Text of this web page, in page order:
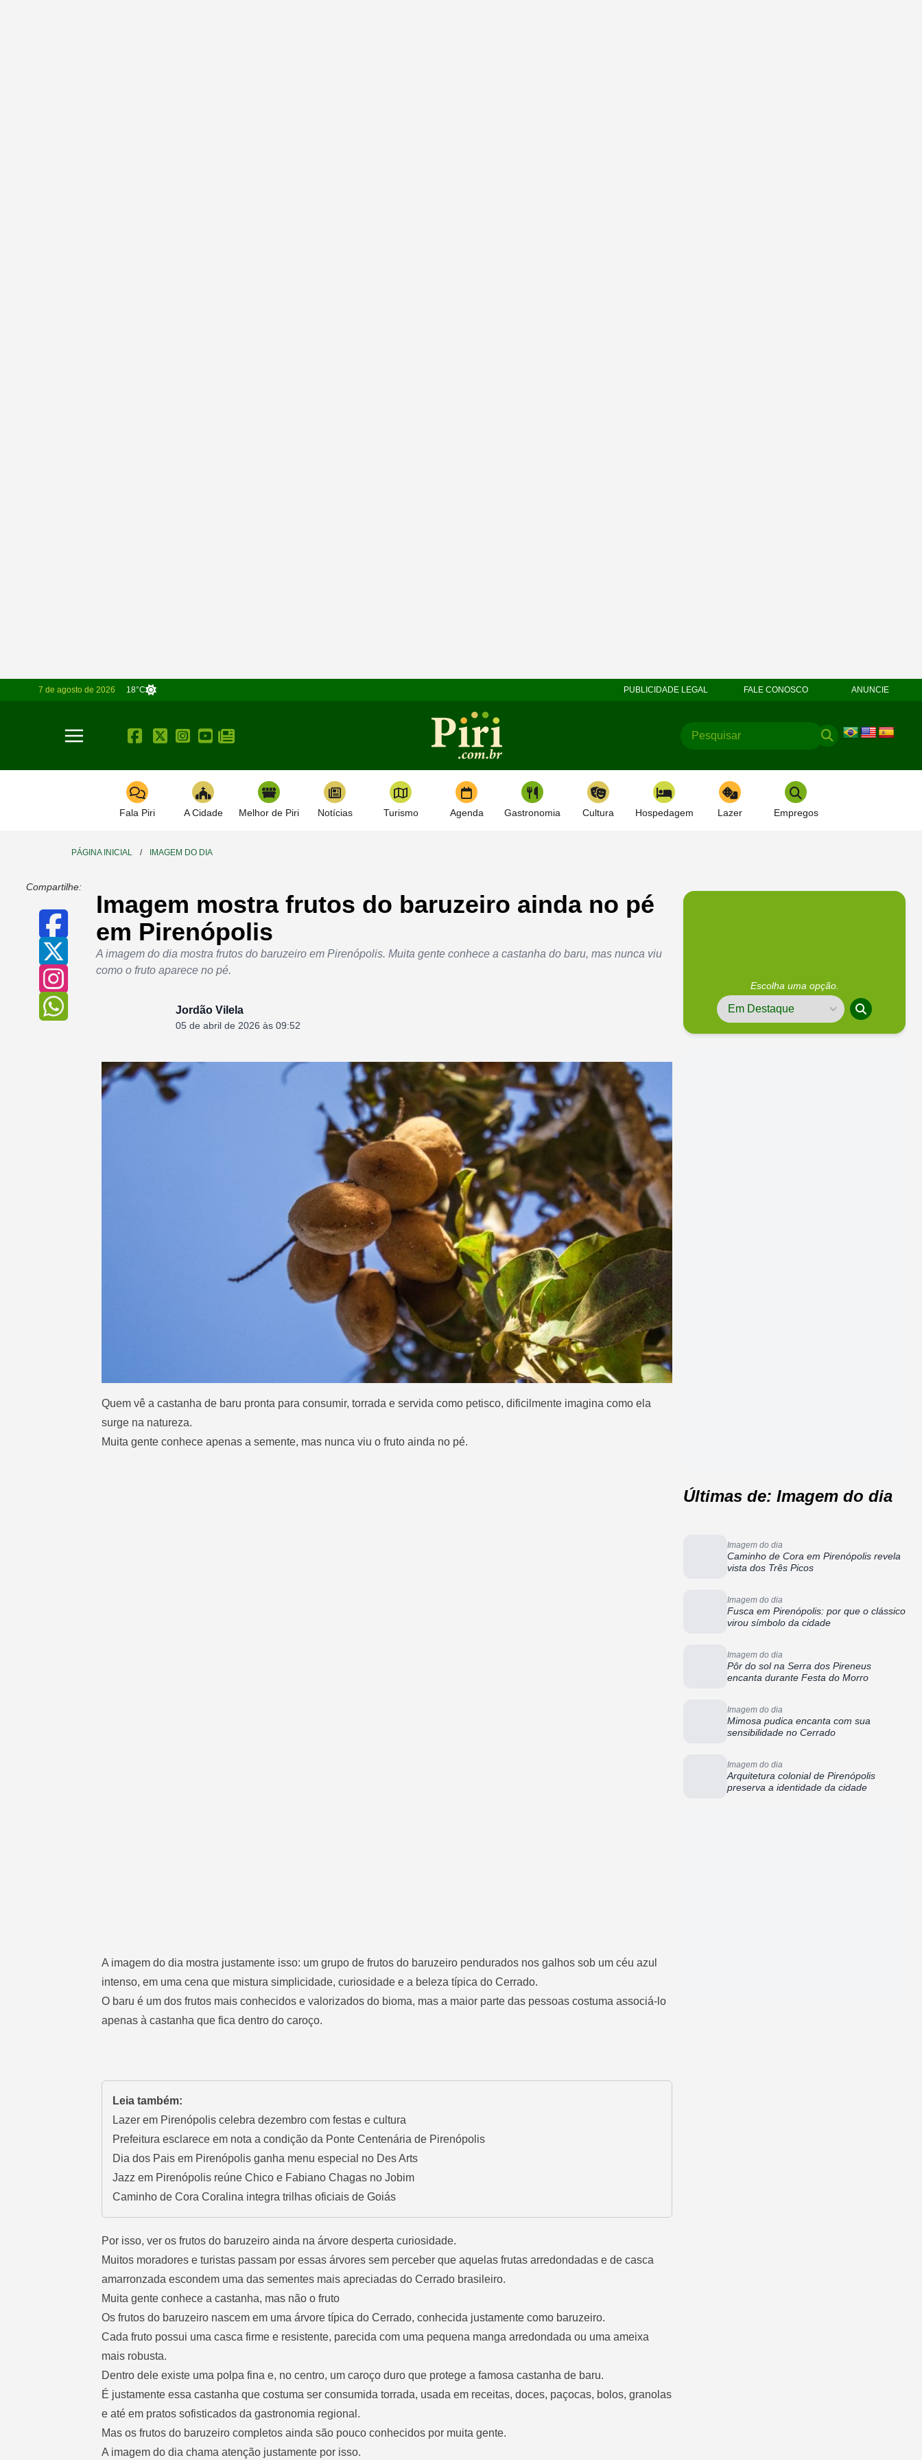
7 de agosto de 2026 18°C PUBLICIDADE LEGAL FALE CONOSCO ANUNCIE
Toggle navigation
Fala Piri A Cidade Melhor de Piri Notícias Turismo Agenda Gastronomia Cultura Hospedagem Lazer Empregos
PÁGINA INICIAL / IMAGEM DO DIA
Compartilhe:
Imagem mostra frutos do baruzeiro ainda no pé
em Pirenópolis
A imagem do dia mostra frutos do baruzeiro em Pirenópolis. Muita gente conhece a castanha do baru, mas nunca viu
como o fruto aparece no pé.
Jordão Vilela
05 de abril de 2026 às 09:52
Quem vê a castanha de baru pronta para consumir, torrada e servida como petisco, dificilmente imagina como ela
surge na natureza.
Muita gente conhece apenas a semente, mas nunca viu o fruto ainda no pé.
A imagem do dia mostra justamente isso: um grupo de frutos do baruzeiro pendurados nos galhos sob um céu azul
intenso, em uma cena que mistura simplicidade, curiosidade e a beleza típica do Cerrado.
O baru é um dos frutos mais conhecidos e valorizados do bioma, mas a maior parte das pessoas costuma associá-lo
apenas à castanha que fica dentro do caroço.
Leia também:
Lazer em Pirenópolis celebra dezembro com festas e cultura
Prefeitura esclarece em nota a condição da Ponte Centenária de Pirenópolis
Dia dos Pais em Pirenópolis ganha menu especial no Des Arts
Jazz em Pirenópolis reúne Chico e Fabiano Chagas no Jobim
Caminho de Cora Coralina integra trilhas oficiais de Goiás
Por isso, ver os frutos do baruzeiro ainda na árvore desperta curiosidade.
Muitos moradores e turistas passam por essas árvores sem perceber que aquelas frutas arredondadas e de casca
amarronzada escondem uma das sementes mais apreciadas do Cerrado brasileiro.
Muita gente conhece a castanha, mas não o fruto
Os frutos do baruzeiro nascem em uma árvore típica do Cerrado, conhecida justamente como baruzeiro.
Cada fruto possui uma casca firme e resistente, parecida com uma pequena manga arredondada ou uma ameixa
mais robusta.
Dentro dele existe uma polpa fina e, no centro, um caroço duro que protege a famosa castanha de baru.
É justamente essa castanha que costuma ser consumida torrada, usada em receitas, doces, paçocas, bolos, granolas
e até em pratos sofisticados da gastronomia regional.
Mas os frutos do baruzeiro completos ainda são pouco conhecidos por muita gente.
A imagem do dia chama atenção justamente por isso.
Escolha uma opção.
Últimas de: Imagem do dia
Imagem do dia
Caminho de Cora em Pirenópolis revela
vista dos Três Picos
Imagem do dia
Fusca em Pirenópolis: por que o clássico
virou símbolo da cidade
Imagem do dia
Pôr do sol na Serra dos Pireneus
encanta durante Festa do Morro
Imagem do dia
Mimosa pudica encanta com sua
sensibilidade no Cerrado
Imagem do dia
Arquitetura colonial de Pirenópolis
preserva a identidade da cidade